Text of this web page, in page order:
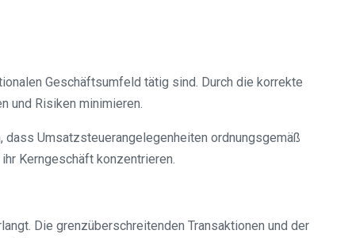
Geschäftsumfeld tätig sind. Durch die korrekte
und Risiken minimieren.
Umsatzsteuerangelegenheiten ordnungsgemäß
Kerngeschäft konzentrieren.
Die grenzüberschreitenden Transaktionen und der